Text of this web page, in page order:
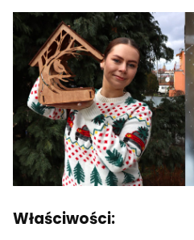
Właściwości: